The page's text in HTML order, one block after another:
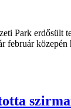
Park erdősült
február közepén